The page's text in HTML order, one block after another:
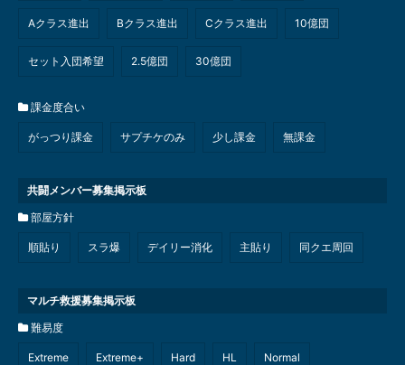
Aクラス進出 Bクラス進出 Cクラス進出 10億団
セット入団希望 2.5億団 30億団
課金度合い
がっつり課金 サプチケのみ 少し課金 無課金
共闘メンバー募集掲示板
部屋方針
順貼り スラ爆 デイリー消化 主貼り 同クエ周回
マルチ救援募集掲示板
難易度
Extreme Extreme+ Hard HL Normal